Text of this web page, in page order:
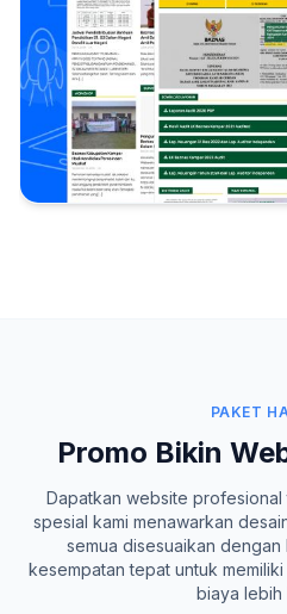
PAKET
Promo Bikin
Dapatkan website profesional
spesial kami menawarkan
semua disesuaikan dengan
kesempatan tepat untuk
biaya lebih